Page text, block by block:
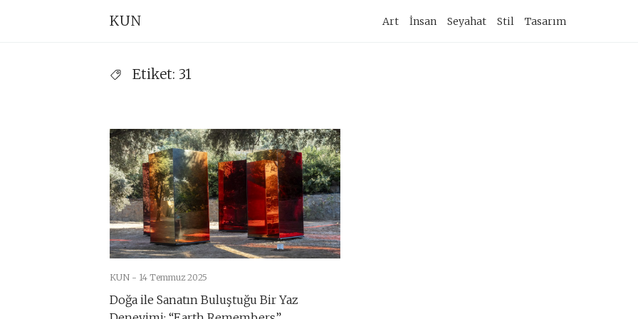
KUN Art İnsan Seyahat Stil Tasarım
Etiket: 31
KUN - 14 Temmuz 2025
Doğa ile Sanatın Buluştuğu Bir Yaz